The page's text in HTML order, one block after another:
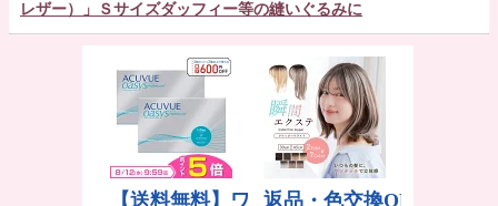
レザー）」Ｓサイズダッフィー等の縫いぐるみに